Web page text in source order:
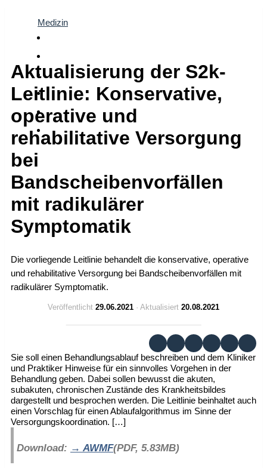
Medizin
Aktualisierung der S2k-
Leitlinie: Konservative,
operative und
rehabilitative Versorgung
bei
Bandscheibenvorfällen
mit radikulärer
Symptomatik
Die vorliegende Leitlinie behandelt die konservative, operative
und rehabilitative Versorgung bei Bandscheibenvorfällen mit
radikulärer Symptomatik.
Veröffentlicht 29.06.2021 · Aktualisiert 20.08.2021
Sie soll einen Behandlungsablauf beschreiben und dem Kliniker
und Praktiker Hinweise für ein sinnvolles Vorgehen in der
Behandlung geben. Dabei sollen bewusst die akuten,
subakuten, chronischen Zustände des Krankheitsbildes
dargestellt und besprochen werden. Die Leitlinie beinhaltet auch
einen Vorschlag für einen Ablaufalgorithmus im Sinne der
Versorgungskoordination. […]
Download: AWMF(PDF, 5.83MB)